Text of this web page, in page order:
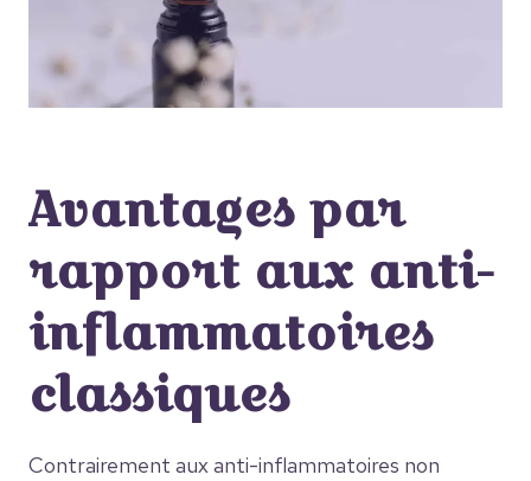
Avantages par
rapport aux anti-
inflammatoires
classiques
Contrairement aux anti-inflammatoires non